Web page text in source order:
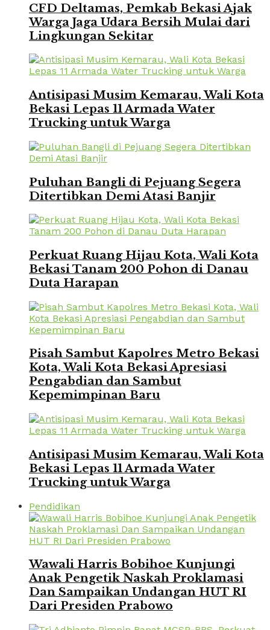
CFD Deltamas, Pemkab Bekasi Ajak
Warga Jaga Udara Bersih Mulai dari
Lingkungan Sekitar
Antisipasi Musim Kemarau, Wali Kota
Bekasi Lepas 11 Armada Water
Trucking untuk Warga
Puluhan Bangli di Pejuang Segera
Ditertibkan Demi Atasi Banjir
Perkuat Ruang Hijau Kota, Wali Kota
Bekasi Tanam 200 Pohon di Danau
Duta Harapan
Pisah Sambut Kapolres Metro Bekasi
Kota, Wali Kota Bekasi Apresiasi
Pengabdian dan Sambut
Kepemimpinan Baru
Antisipasi Musim Kemarau, Wali Kota
Bekasi Lepas 11 Armada Water
Trucking untuk Warga
Pendidikan
Wawali Harris Bobihoe Kunjungi
Anak Pengetik Naskah Proklamasi
Dan Sampaikan Undangan HUT RI
Dari Presiden Prabowo